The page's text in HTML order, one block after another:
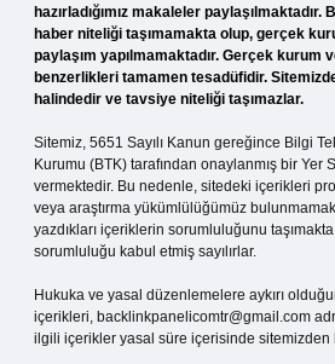
hazırladığımız makaleler
haber niteliği taşımamakta olup, gerçek
paylaşım yapılmamaktadır. Gerçek kurum
benzerlikleri tamamen tesadüfidir.
halindedir ve tavsiye niteliği taşımazlar.
Sitemiz, 5651 Sayılı Kanun gereğince Bilgi
Kurumu (BTK) tarafından onaylanmış bir Yer
vermektedir. Bu nedenle, sitedeki içerikleri
veya araştırma yükümlülüğümüz
yazdıkları içeriklerin sorumluluğunu
sorumluluğu kabul etmiş sayılırlar.
Hukuka ve yasal düzenlemelere aykırı
içerikleri, backlinkpanelicomtr@gmail.com
ilgili içerikler yasal süre içerisinde sitemizden